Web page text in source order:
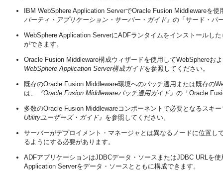
IBM WebSphere Application ServerでOracle Fusion Middlewareを
パーティ・アプリケーション・サーバー・ガイド』 の「サード・パ
WebSphere Application ServerにADFランタイムをインストールし
ができます。
Oracle Fusion Middleware構成ウィザードを使用してWebSphereお
WebSphere Application Server構成ガイドを参照してください。
既存のOracle Fusion Middleware環境へのパッチ適用または既存の
は、
『Oracle Fusion Middlewareパッチ適用ガイド』 の「Oracle
多数のOracle Fusion Middlewareコンポーネントで必要となるスキ
Utilityユーザーズ・ガイド』 を参照してください。
サーバーがデプロイメント・マネージャとは異なるノードに位置
るようにする必要があります。
ADFアプリケーションはJDBCデータ・ソースまたはJDBC URLを
Application Serverをデータ・ソースとともに構成できます。